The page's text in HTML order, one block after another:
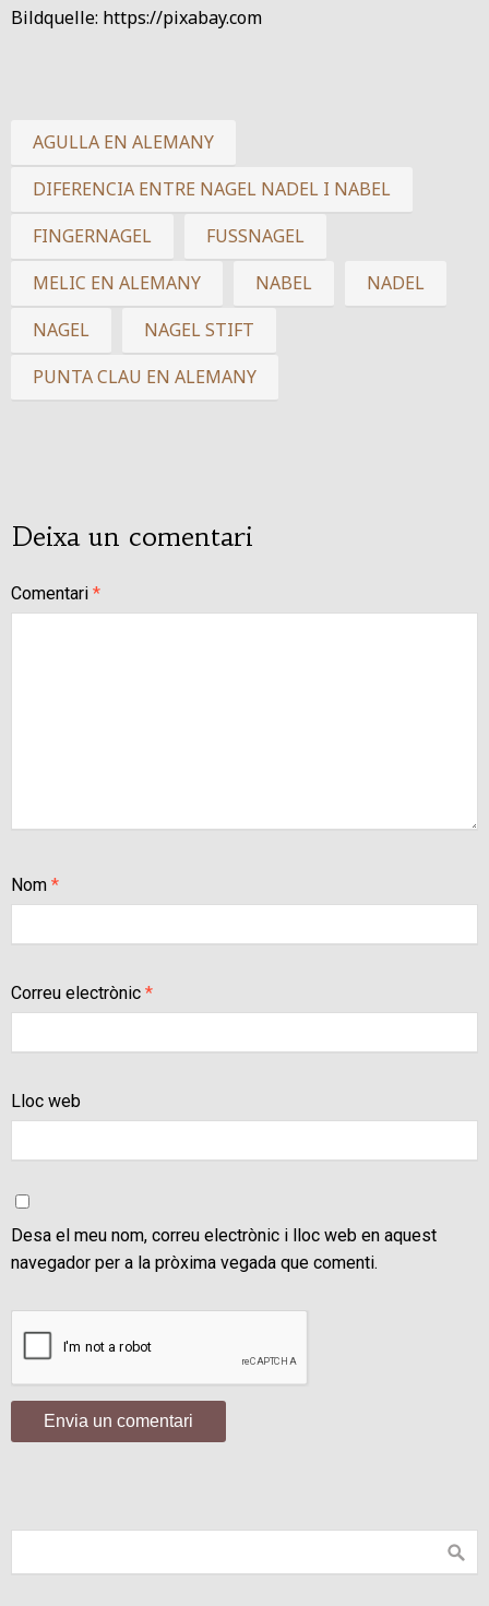
Bildquelle: https://pixabay.com
AGULLA EN ALEMANY
DIFERENCIA ENTRE NAGEL NADEL I NABEL
FINGERNAGEL
FUSSNAGEL
MELIC EN ALEMANY
NABEL
NADEL
NAGEL
NAGEL STIFT
PUNTA CLAU EN ALEMANY
Deixa un comentari
Comentari *
Nom *
Correu electrònic *
Lloc web
Desa el meu nom, correu electrònic i lloc web en aquest
navegador per a la pròxima vegada que comenti.